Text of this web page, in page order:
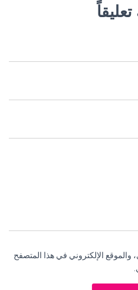
الإلكتروني في هذا المتصفح